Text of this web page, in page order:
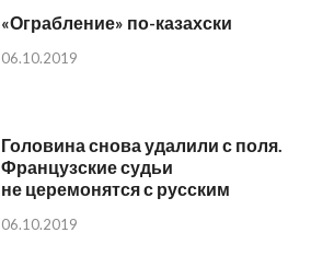
«Ограбление» по-казахски
06.10.2019
Головина снова удалили с поля.
Французские судьи
не церемонятся с русским
06.10.2019